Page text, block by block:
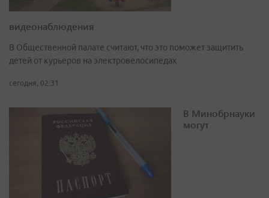
видеонаблюдения
В Общественной палате считают, что это поможет защитить
детей от курьеров на электровелосипедах
сегодня, 02:31
В Минобрнауки
могут